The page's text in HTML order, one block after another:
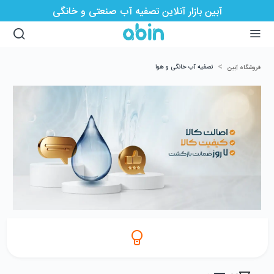
آبین بازار آنلاین تصفیه آب صنعتی و خانگی
فروشگاه آبین > تصفیه آب خانگی و هوا